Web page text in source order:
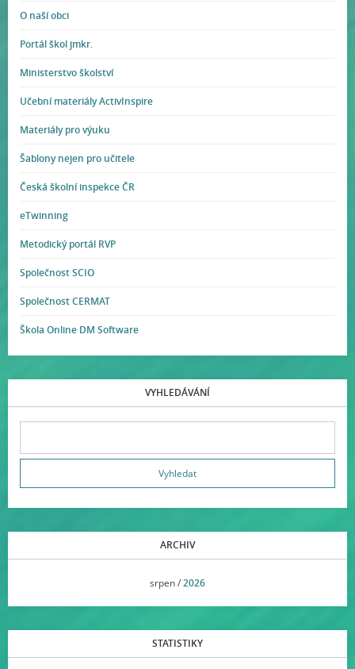
O naší obci
Portál škol jmkr.
Ministerstvo školství
Učební materiály ActivInspire
Materiály pro výuku
Šablony nejen pro učitele
Česká školní inspekce ČR
eTwinning
Metodický portál RVP
Společnost SCIO
Společnost CERMAT
Škola Online DM Software
VYHLEDÁVÁNÍ
ARCHIV
srpen /2026
STATISTIKY